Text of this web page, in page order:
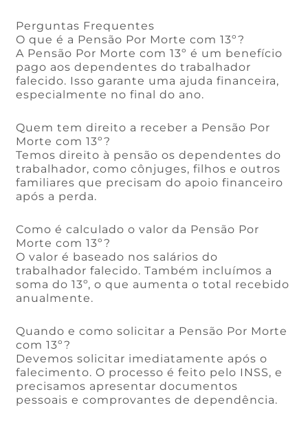
Perguntas Frequentes
O que é a Pensão Por Morte com 13º?
A Pensão Por Morte com 13º é um benefício
pago aos dependentes do trabalhador
falecido. Isso garante uma ajuda financeira,
especialmente no final do ano.
Quem tem direito a receber a Pensão Por
Morte com 13º?
Temos direito à pensão os dependentes do
trabalhador, como cônjuges, filhos e outros
familiares que precisam do apoio financeiro
após a perda.
Como é calculado o valor da Pensão Por
Morte com 13º?
O valor é baseado nos salários do
trabalhador falecido. Também incluímos a
soma do 13º, o que aumenta o total recebido
anualmente.
Quando e como solicitar a Pensão Por Morte
com 13º?
Devemos solicitar imediatamente após o
falecimento. O processo é feito pelo INSS, e
precisamos apresentar documentos
pessoais e comprovantes de dependência.